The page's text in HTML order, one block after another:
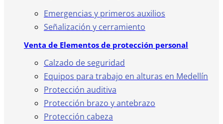
Emergencias y primeros auxilios
Señalización y cerramiento
Venta de Elementos de protección personal
Calzado de seguridad
Equipos para trabajo en alturas en Medellín
Protección auditiva
Protección brazo y antebrazo
Protección cabeza